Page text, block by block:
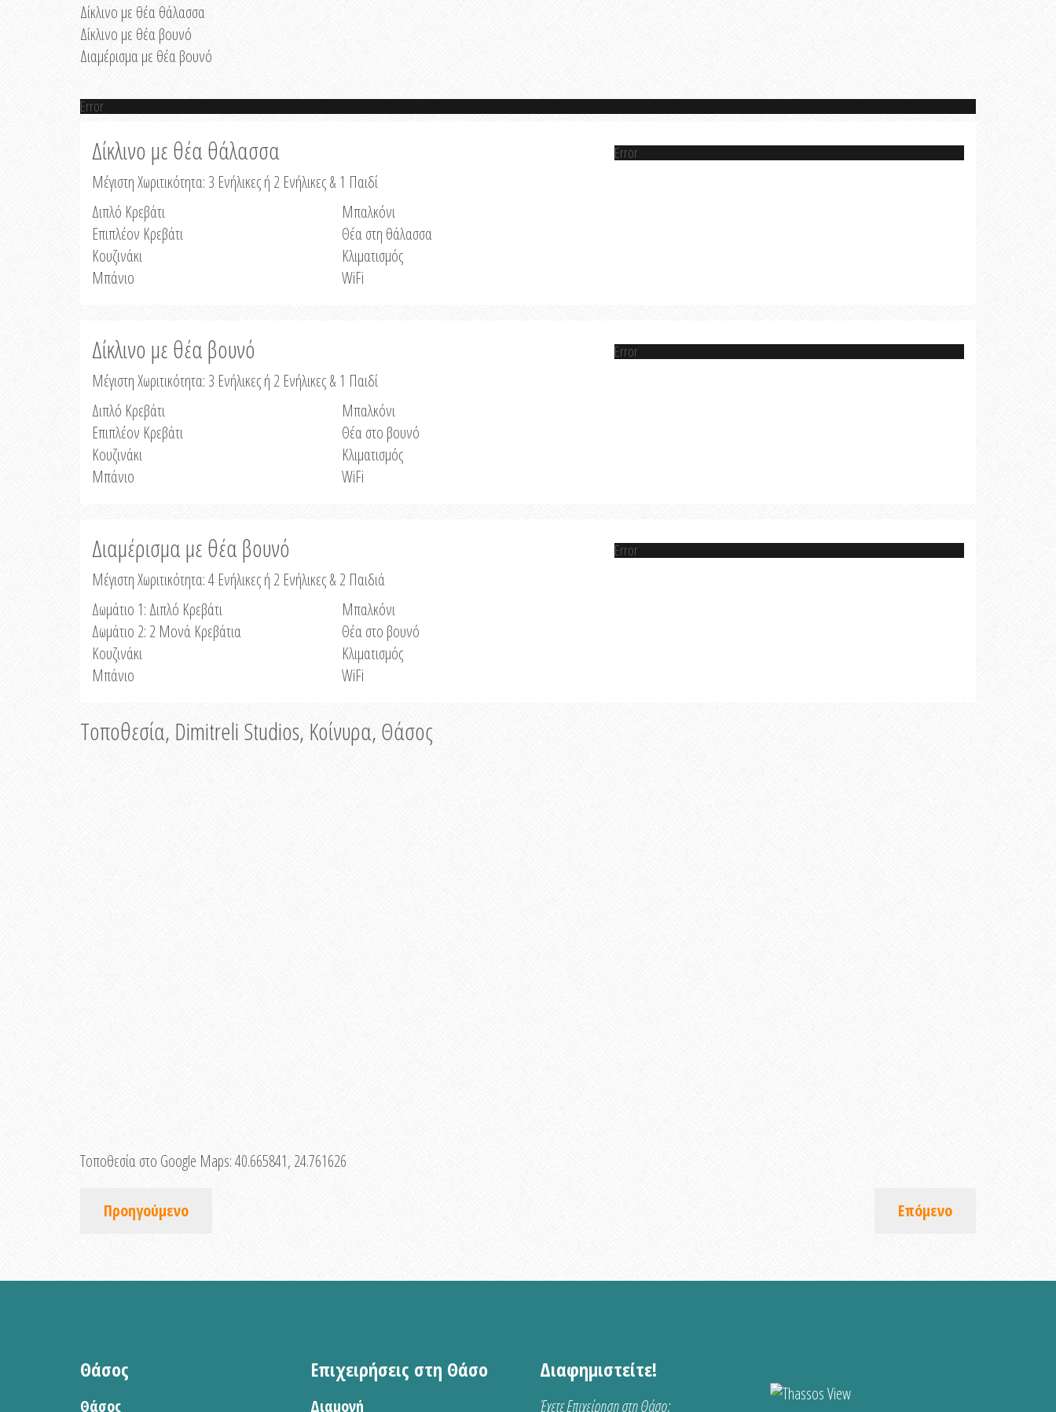
Δίκλινο με θέα θάλασσα
Δίκλινο με θέα βουνό
Διαμέρισμα με θέα βουνό
Error
Δίκλινο με θέα θάλασσα
Μέγιστη Χωριτικότητα: 3 Ενήλικες ή 2 Ενήλικες & 1 Παιδί
Διπλό Κρεβάτι
Επιπλέον Κρεβάτι
Κουζινάκι
Μπάνιο
Μπαλκόνι
Θέα στη θάλασσα
Κλιματισμός
WiFi
Error
Δίκλινο με θέα βουνό
Μέγιστη Χωριτικότητα: 3 Ενήλικες ή 2 Ενήλικες & 1 Παιδί
Διπλό Κρεβάτι
Επιπλέον Κρεβάτι
Κουζινάκι
Μπάνιο
Μπαλκόνι
Θέα στο βουνό
Κλιματισμός
WiFi
Error
Διαμέρισμα με θέα βουνό
Μέγιστη Χωριτικότητα: 4 Ενήλικες ή 2 Ενήλικες & 2 Παιδιά
Δωμάτιο 1: Διπλό Κρεβάτι
Δωμάτιο 2: 2 Μονά Κρεβάτια
Κουζινάκι
Μπάνιο
Μπαλκόνι
Θέα στο βουνό
Κλιματισμός
WiFi
Error
Τοποθεσία, Dimitreli Studios, Κοίνυρα, Θάσος
Τοποθεσία στο Google Maps:40.665841, 24.761626
Προηγούμενο Επόμενο
Θάσος
Θάσος
Επιχειρήσεις στη Θάσο
Διαμονή
Διαφημιστείτε!
Έχετε Επιχείρηση στη Θάσο;